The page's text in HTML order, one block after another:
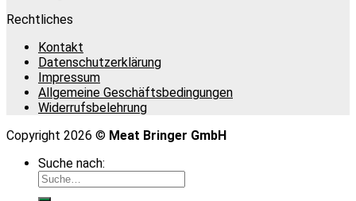
Rechtliches
Kontakt
Datenschutzerklärung
Impressum
Allgemeine Geschäftsbedingungen
Widerrufsbelehrung
Copyright 2026 © Meat Bringer GmbH
Suche nach: